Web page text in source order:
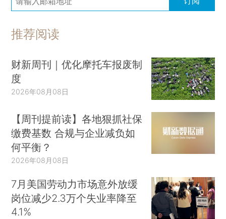
推荐阅读
财新周刊｜优化摩托车报废制
度
2026年08月08日
【周刊提前读】各地狠抓社保
缴费基数 合规与企业减负如
何平衡？
2026年08月08日
7月美国劳动力市场意外放缓
岗位减少2.3万个失业率降至
4.1%